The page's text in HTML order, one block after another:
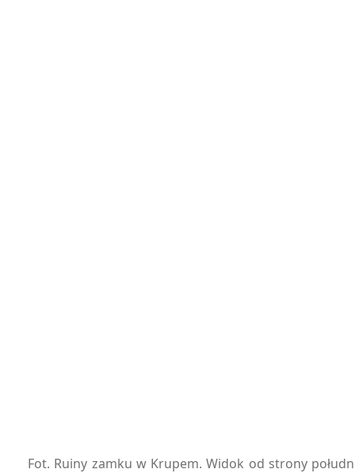
Fot. Ruiny zamku w Krupem. Widok od strony